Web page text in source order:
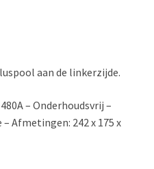
aan de linkerzijde.
– Onderhoudsvrij –
Afmetingen: 242 x 175 x